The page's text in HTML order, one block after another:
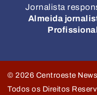
Jornalista
Almeida
© 2026 Centroeste
Todos os Direitos